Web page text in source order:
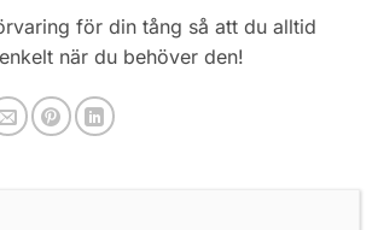
för din tång så att du alltid
när du behöver den!